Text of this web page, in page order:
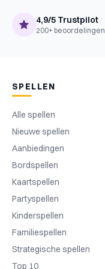
4,9/5 Trustpilot
200+ beoordelingen
SPELLEN
Alle spellen
Nieuwe spellen
Aanbiedingen
Bordspellen
Kaartspellen
Partyspellen
Kinderspellen
Familiespellen
Strategische spellen
Top 10